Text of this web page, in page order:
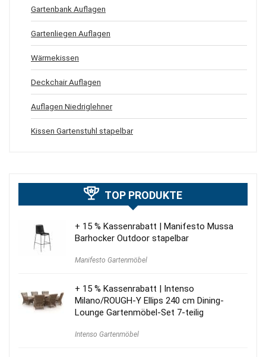
Gartenbank Auflagen
Gartenliegen Auflagen
Wärmekissen
Deckchair Auflagen
Auflagen Niedriglehner
Kissen Gartenstuhl stapelbar
TOP PRODUKTE
+ 15 % Kassenrabatt | Manifesto Mussa
Barhocker Outdoor stapelbar
Manifesto Gartenmöbel
+ 15 % Kassenrabatt | Intenso
Milano/ROUGH-Y Ellips 240 cm Dining-
Lounge Gartenmöbel-Set 7-teilig
Intenso Gartenmöbel